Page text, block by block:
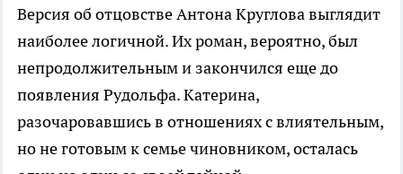
Версия об отцовстве Антона Круглова выглядит
наиболее логичной. Их роман, вероятно, был
непродолжительным и закончился еще до
появления Рудольфа. Катерина,
разочаровавшись в отношениях с влиятельным,
но не готовым к семье чиновником, осталась